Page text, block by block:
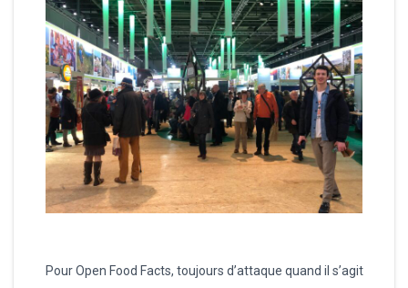
Pour Open Food Facts, toujours d’attaque quand il s’agit